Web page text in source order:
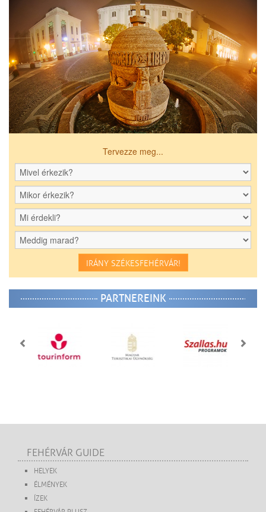
Tervezze meg...
IRÁNY SZÉKESFEHÉRVÁR!
PARTNEREINK
FEHÉRVÁR GUIDE
HELYEK
ÉLMÉNYEK
ÍZEK